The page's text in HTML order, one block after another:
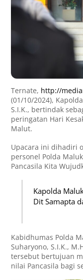
Ternate, http://
(01/10/2024),
S.I.K., bertindak
peringatan Hari
Malut.
Upacara ini dihadiri
personel Polda
Pancasila Kita
Kapolda
Dit Samapta
Kabidhumas Polda
Suharyono, S.I.K.,
tersebut bertujuan
nilai Pancasila bagi